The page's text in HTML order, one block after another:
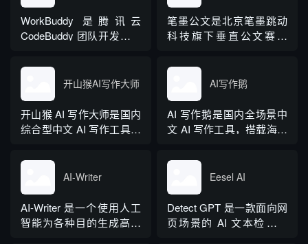
WorkBuddy 是腾讯云
CodeBuddy 团队开发的全
作台，2026 年 3 月正式上
线，6 月推出企业版抖音
百科。区别于普通对话式
AI，它是可以直接操作电
脑本地授权文件的 AI 助
笔墨公文是北京笔墨跳动
科技旗下垂直公文赛道
制公文专业场景，依托海
量标准公文语料训练专属
大模型。平台整合 AI 公文
生成、全维度智能校对、
范文库、实时更新素材
撰写、文稿合...
开山猴AI写作大师
开山猴 AI 写作大师是国内
综合型中文 AI 写作工具，
方法论与自研大模型算
法，大幅降低 AI 使用门
槛，无需专业提示词技巧
即可产出高质量文稿。平
台覆盖 20 余个行业领域、
AI写作鹅
AI 写作鹅是国内全场景中
文 AI 写作工具，搭载海量
公文、学术论文、电商短
视频、新媒体、文学创
作、多行业策划等上百类
场景，集成伪原创改写、
图生文、多语言翻译、
AI-Writer
AI-Writer 是一个使用人工
智能为各种目的生成高质
Eesel AI
Detect GPT 是一款面向网
页场景的 AI 文本检测工